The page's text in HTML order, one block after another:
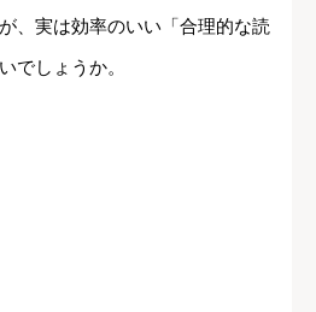
、実は効率のいい「合理的な読
でしょうか。